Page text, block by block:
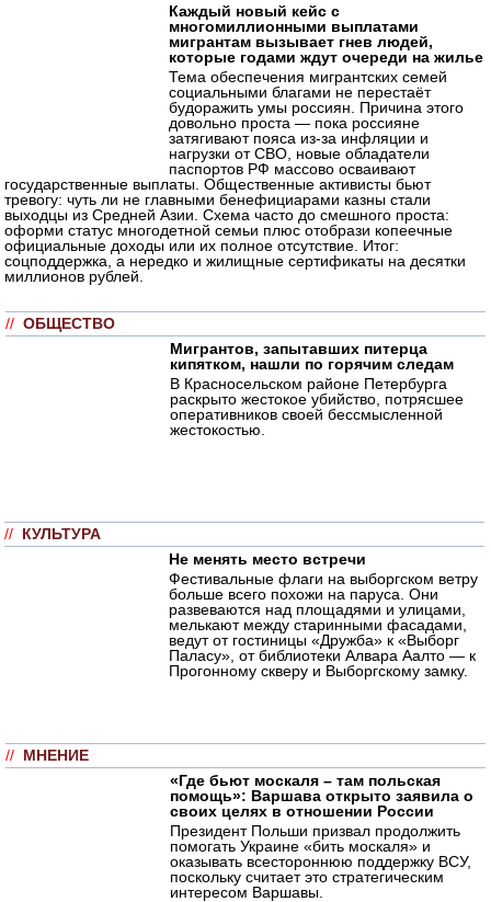
Каждый новый кейс с
многомиллионными выплатами
мигрантам вызывает гнев людей,
которые годами ждут очереди на жилье
Тема обеспечения мигрантских семей
социальными благами не перестаёт
будоражить умы россиян. Причина этого
довольно проста — пока россияне
затягивают пояса из-за инфляции и
нагрузки от СВО, новые обладатели
паспортов РФ массово осваивают
государственные выплаты. Общественные активисты бьют
тревогу: чуть ли не главными бенефициарами казны стали
выходцы из Средней Азии. Схема часто до смешного проста:
оформи статус многодетной семьи плюс отобрази копеечные
официальные доходы или их полное отсутствие. Итог:
соцподдержка, а нередко и жилищные сертификаты на десятки
миллионов рублей.
// ОБЩЕСТВО
Мигрантов, запытавших питерца
кипятком, нашли по горячим следам
В Красносельском районе Петербурга
раскрыто жестокое убийство, потрясшее
оперативников своей бессмысленной
жестокостью.
// КУЛЬТУРА
Не менять место встречи
Фестивальные флаги на выборгском ветру
больше всего похожи на паруса. Они
развеваются над площадями и улицами,
мелькают между старинными фасадами,
ведут от гостиницы «Дружба» к «Выборг
Паласу», от библиотеки Алвара Аалто — к
Прогонному скверу и Выборгскому замку.
// МНЕНИЕ
«Где бьют москаля – там польская
помощь»: Варшава открыто заявила о
своих целях в отношении России
Президент Польши призвал продолжить
помогать Украине «бить москаля» и
оказывать всестороннюю поддержку ВСУ,
поскольку считает это стратегическим
интересом Варшавы.